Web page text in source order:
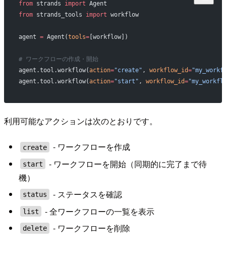
from strands import Agent
from strands_tools import workflow
agent = Agent(tools=[workflow])
# ワークフローの作成・開始
agent.tool.workflow(action="create" , workflow_id=
agent.tool.workflow(action="start" , workflow_id=
利用可能なアクションは次のとおりです。
create - ワークフローを作成
start
- ワークフローを開始（同期的に完了まで待
機）
status - ステータスを確認
list - 全ワークフローの一覧を表示
delete - ワークフローを削除